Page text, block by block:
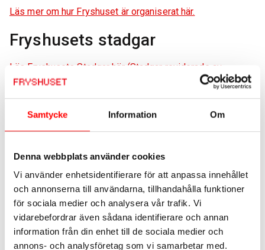
Samtycke Information Om
Denna webbplats använder cookies
Vi använder enhetsidentifierare för att anpassa innehållet
och annonserna till användarna, tillhandahålla funktioner
för sociala medier och analysera vår trafik. Vi
vidarebefordrar även sådana identifierare och annan
information från din enhet till de sociala medier och
annons- och analysföretag som vi samarbetar med.
Läs mer om hur Fryshuset är organiserat här.
Fryshusets stadgar
Läs Fryshusets Stadgar här (Stadgar reviderade av
Styrelsen 2018-03-20)
Visselblåsning och anmälan om
oegentligheter
Fryshuset är måna om att missförhållanden eller
oegentligheter som inträffat i organisationen och som kan
skada verksamheten eller dess medarbetare
uppmärksammas och utreds så tidigt som möjligt.
Fryshuset använder en webbaserad visselblåsarkanal för